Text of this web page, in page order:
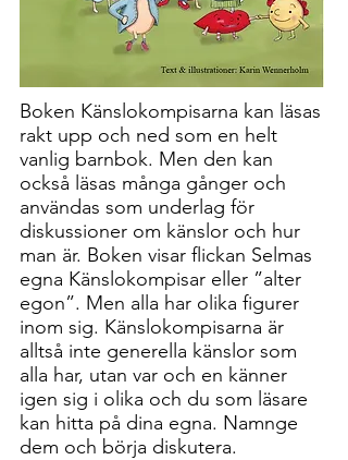
Boken Känslokompisarna kan läsas
rakt upp och ned som en helt
vanlig barnbok. Men den kan
också läsas många gånger och
användas som underlag för
diskussioner om känslor och hur
man är. Boken visar flickan Selmas
egna Känslokompisar eller ”alter
egon”. Men alla har olika figurer
inom sig. Känslokompisarna är
alltså inte generella känslor som
alla har, utan var och en känner
igen sig i olika och du som läsare
kan hitta på dina egna. Namnge
dem och börja diskutera.